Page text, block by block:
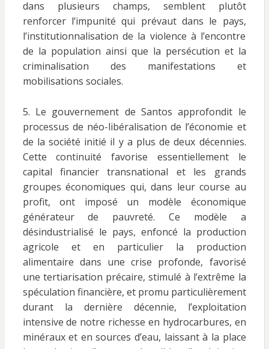
dans plusieurs champs, semblent plutôt
renforcer l’impunité qui prévaut dans le pays,
l’institutionnalisation de la violence à l’encontre
de la population ainsi que la persécution et la
criminalisation des manifestations et
mobilisations sociales.
5. Le gouvernement de Santos approfondit le
processus de néo-libéralisation de l’économie et
de la société initié il y a plus de deux décennies.
Cette continuité favorise essentiellement le
capital financier transnational et les grands
groupes économiques qui, dans leur course au
profit, ont imposé un modèle économique
générateur de pauvreté. Ce modèle a
désindustrialisé le pays, enfoncé la production
agricole et en particulier la production
alimentaire dans une crise profonde, favorisé
une tertiarisation précaire, stimulé à l’extrême la
spéculation financière, et promu particulièrement
durant la dernière décennie, l’exploitation
intensive de notre richesse en hydrocarbures, en
minéraux et en sources d’eau, laissant à la place